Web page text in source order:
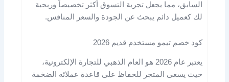
السابق، مما يجعل تجربة التسوق أكثر تخصيصاً وربحية
لك كعميل دائم يبحث عن الجودة والسعر المنافس.
كود خصم تيمو مستخدم قديم 2026
يعتبر عام 2026 هو العام الذهبي للتجارة الإلكترونية،
حيث يسعى المتجر للحفاظ على قاعدة عملائه الضخمة